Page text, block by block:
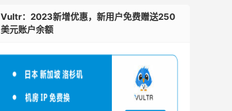
Vultr：2023新增优惠，新用户免费赠送250
美元账户余额